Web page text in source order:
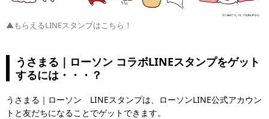
▲もらえるLINEスタンプはこちら！
うさまる｜ローソン コラボLINEスタンプをゲット
するには・・・？
うさまる｜ローソン LINEスタンプは、ローソンLINE公式アカウン
トと友だちになることでゲットできます。